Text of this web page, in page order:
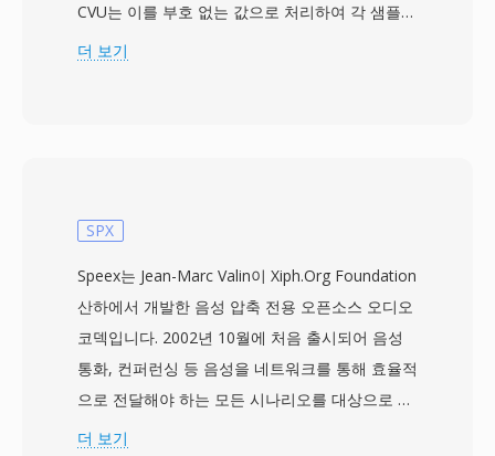
CVU는 이를 부호 없는 값으로 처리하여 각 샘플의
수치 해석을 변경합니다. 양쪽 모두 기본 CVSD 변
바른 파형 복원을 결정합니다. CVU 파일은 하드웨
디드 통신 환경에서 나타납니다. 실용적인 장점은
부호 없는 산술을 기본으로 사용하는 시스템과의
직관적인 인터페이싱으로, 디코더에서 부호 확장
을 피할 수 있습니다. 부호 있는 대응 포맷과 마찬
가지로 CVU는 극도의 대역폭 효율성을 달성하여
음성을 제한된 링크를 위한 컴팩트한 비트스트림
더 보기
SPX
Speex는 Jean-Marc Valin이 Xiph.Org Foundation
산하에서 개발한 음성 압축 전용 오픈소스 오디오
코덱입니다. 2002년 10월에 처음 출시되어 음성
통화, 컨퍼런싱 등 음성을 네트워크를 통해 효율적
으로 전달해야 하는 모든 시나리오를 대상으로 합
니다. SPX 파일은 Speex 인코딩 오디오를 Ogg 컨
더 보기